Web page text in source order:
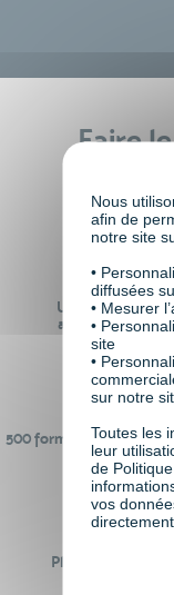
Faire
Un réseau de 22
anciens
500 formations pour se
monde de
Plus de 50
Nous
afin de
notre site
•
diffusées
• Mesurer
•
site
•
sur notre
Toutes les
leur
de
vos